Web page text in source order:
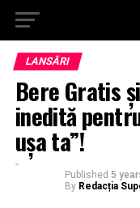
LANSĂRI
Bere Gratis
inedită
ușa ta”!
Published 5
By Redacția